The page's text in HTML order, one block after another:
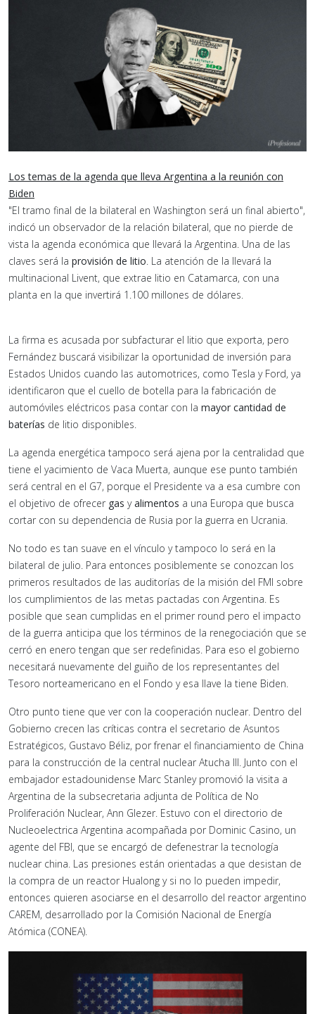
Los temas de la agenda que lleva Argentina a la reunión con
Biden
"El tramo final de la bilateral en Washington será un final abierto",
indicó un observador de la relación bilateral, que no pierde de
vista la agenda económica que llevará la Argentina. Una de las
claves será la provisión de litio. La atención de la llevará la
multinacional Livent, que extrae litio en Catamarca, con una
planta en la que invertirá 1.100 millones de dólares.
La firma es acusada por subfacturar el litio que exporta, pero
Fernández buscará visibilizar la oportunidad de inversión para
Estados Unidos cuando las automotrices, como Tesla y Ford, ya
identificaron que el cuello de botella para la fabricación de
automóviles eléctricos pasa contar con la mayor cantidad de
baterías de litio disponibles.
La agenda energética tampoco será ajena por la centralidad que
tiene el yacimiento de Vaca Muerta, aunque ese punto también
será central en el G7, porque el Presidente va a esa cumbre con
el objetivo de ofrecer gas yalimentos a una Europa que busca
cortar con su dependencia de Rusia por la guerra en Ucrania.
No todo es tan suave en el vínculo y tampoco lo será en la
bilateral de julio. Para entonces posiblemente se conozcan los
primeros resultados de las auditorías de la misión del FMI sobre
los cumplimientos de las metas pactadas con Argentina. Es
posible que sean cumplidas en el primer round pero el impacto
de la guerra anticipa que los términos de la renegociación que se
cerró en enero tengan que ser redefinidas. Para eso el gobierno
necesitará nuevamente del guiño de los representantes del
Tesoro norteamericano en el Fondo y esa llave la tiene Biden.
Otro punto tiene que ver con la cooperación nuclear. Dentro del
Gobierno crecen las críticas contra el secretario de Asuntos
Estratégicos, Gustavo Béliz, por frenar el financiamiento de China
para la construcción de la central nuclear Atucha III. Junto con el
embajador estadounidense Marc Stanley promovió la visita a
Argentina de la subsecretaria adjunta de Política de No
Proliferación Nuclear, Ann Glezer. Estuvo con el directorio de
Nucleoelectrica Argentina acompañada por Dominic Casino, un
agente del FBI, que se encargó de defenestrar la tecnología
nuclear china. Las presiones están orientadas a que desistan de
la compra de un reactor Hualong y si no lo pueden impedir,
entonces quieren asociarse en el desarrollo del reactor argentino
CAREM, desarrollado por la Comisión Nacional de Energía
Atómica (CONEA).